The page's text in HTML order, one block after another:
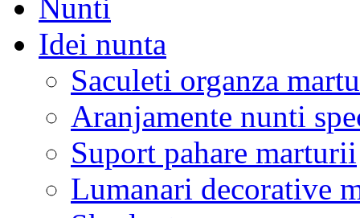
Idei nunta
Saculeti organza
Aranjamente nunti
Suport pahare marturii
Lumanari decorative